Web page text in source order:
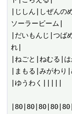
|じしん|しぜんの
ソーラービーム|
|だいもんじ|つば
れ|
|ねごと|ねむる|
|まもる|みがわり
|ゆうわく|||||